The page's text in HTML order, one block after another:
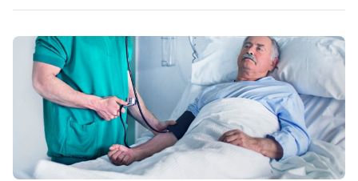
os tempos mais remotos da humanidade. ‘Fake news’ na